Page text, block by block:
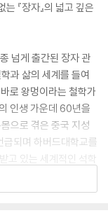
『장자』의 넓고 깊은
넘게 출간된 장자 관
과 삶의 세계를 들여
로 왕멍이라는 철학가
인생 가운데 60년을
으로 겪은 중국 지성
급되며 하버드대학교를
고 있는 세계적인 석학
과 해석의 깊이를 달
두로 문화혁명 때 신